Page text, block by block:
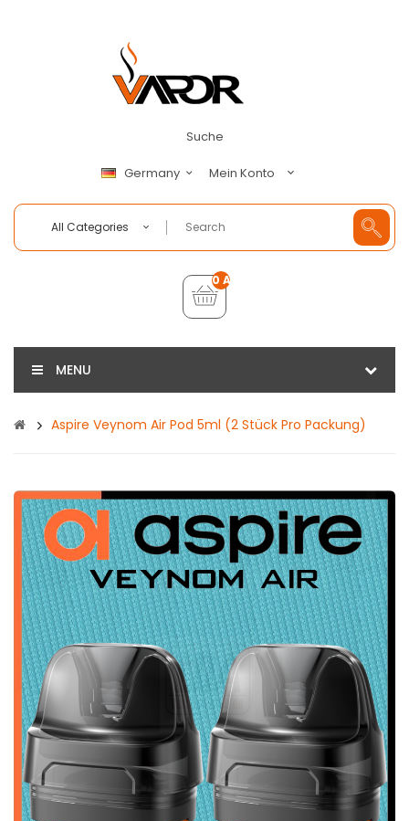
Suche
Germany Mein Konto
All Categories
0 Artikel - €0,00
MENU
Aspire Veynom Air Pod 5ml (2 Stück Pro Packung)